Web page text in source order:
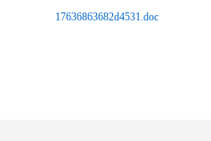
17636863682d4531.doc